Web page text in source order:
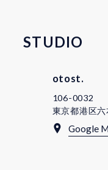
STUDIO
otost.
106-0032
東京都港区
Google